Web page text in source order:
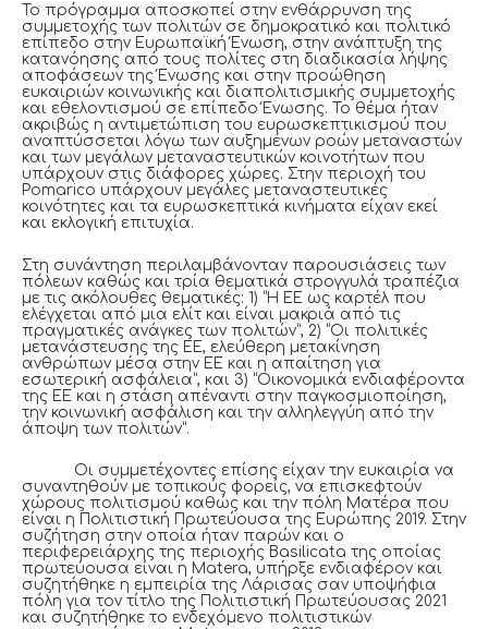
Το πρόγραμμα αποσκοπεί στην ενθάρρυνση της
συμμετοχής των πολιτών σε δημοκρατικό και πολιτικό
επίπεδο στην Ευρωπαϊκή Ένωση, στην ανάπτυξη της
κατανόησης από τους πολίτες στη διαδικασία λήψης
αποφάσεων της Ένωσης και στην προώθηση
ευκαιριών κοινωνικής και διαπολιτισμικής συμμετοχής
και εθελοντισμού σε επίπεδο Ένωσης. Το θέμα ήταν
ακριβώς η αντιμετώπιση του ευρωσκεπτικισμού που
αναπτύσσεται λόγω των αυξημένων ροών μεταναστών
και των μεγάλων μεταναστευτικών κοινοτήτων που
υπάρχουν στις διάφορες χώρες. Στην περιοχή του
Pomarico υπάρχουν μεγάλες μεταναστευτικές
κοινότητες και τα ευρωσκεπτικά κινήματα είχαν εκεί
και εκλογική επιτυχία.
Στη συνάντηση περιλαμβάνονταν παρουσιάσεις των
πόλεων καθώς και τρία θεματικά στρογγυλά τραπέζια
με τις ακόλουθες θεματικές: 1) “Η ΕΕ ως καρτέλ που
ελέγχεται από μια ελίτ και είναι μακριά από τις
πραγματικές ανάγκες των πολιτών”, 2) “Οι πολιτικές
μετανάστευσης της ΕΕ, ελεύθερη μετακίνηση
ανθρώπων μέσα στην ΕΕ και η απαίτηση για
εσωτερική ασφάλεια”, και 3) “Οικονομικά ενδιαφέροντα
της ΕΕ και η στάση απέναντι στην παγκοσμιοποίηση,
την κοινωνική ασφάλιση και την αλληλεγγύη από την
άποψη των πολιτών”.
Οι συμμετέχοντες επίσης είχαν την ευκαιρία να
συναντηθούν με τοπικούς φορείς, να επισκεφτούν
χώρους πολιτισμού καθώς και την πόλη Ματέρα που
είναι η Πολιτιστική Πρωτεύουσα της Ευρώπης 2019. Στην
συζήτηση στην οποία ήταν παρών και ο
περιφερειάρχης της περιοχής Basilicata της οποίας
πρωτεύουσα είναι η Matera, υπήρξε ενδιαφέρον και
συζητήθηκε η εμπειρία της Λάρισας σαν υποψήφια
πόλη για τον τίτλο της Πολιτιστική Πρωτεύουσας 2021
και συζητήθηκε το ενδεχόμενο πολιτιστικών